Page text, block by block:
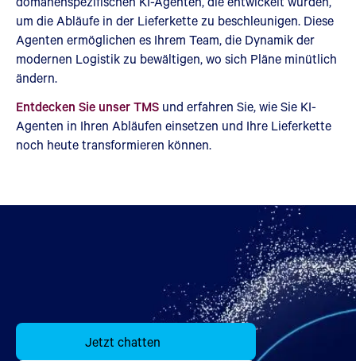
um die Abläufe in der Lieferkette zu beschleunigen. Diese
Agenten ermöglichen es Ihrem Team, die Dynamik der
modernen Logistik zu bewältigen, wo sich Pläne minütlich
ändern.
Entdecken Sie unser TMS und erfahren Sie, wie Sie KI-
Agenten in Ihren Abläufen einsetzen und Ihre Lieferkette
noch heute transformieren können.
Jetzt chatten